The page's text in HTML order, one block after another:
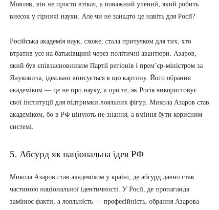
Мовляв, він не просто втікач, а поважний учений, який робить
внесок у гірничі науки. Але чи не занадто це навіть для Росії?
Російська академія наук, схоже, стала притулком для тих, хто
втратив усе на батьківщині через політичні авантюри. Азаров,
який був співзасновником Партії регіонів і прем’єр-міністром за
Януковича, ідеально вписується в цю картину. Його обрання
академіком — це не про науку, а про те, як Росія використовує
свої інституції для підтримки лояльних фігур. Микола Азаров став
академіком, бо в РФ цінують не знання, а вміння бути корисним
системі.
5. Абсурд як національна ідея РФ
Микола Азаров став академіком у країні, де абсурд давно став
частиною національної ідентичності. У Росії, де пропаганда
замінює факти, а лояльність — професійність, обрання Азарова